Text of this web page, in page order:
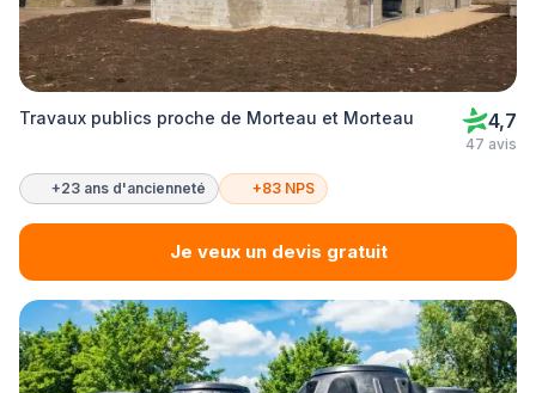
Travaux publics proche de Morteau et Morteau 4,7
47 avis
+23 ans d'ancienneté +83 NPS
Je veux un devis gratuit